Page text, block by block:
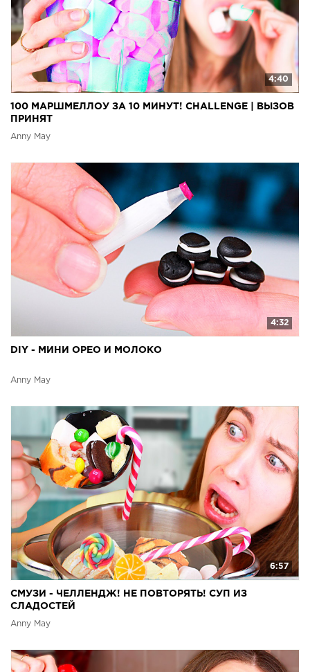
4:40
100 МАРШМЕЛЛОУ ЗА 10 МИНУТ! CHALLENGE | ВЫЗОВ
ПРИНЯТ
Anny May
4:32
DIY - МИНИ ОРЕО И МОЛОКО
Anny May
6:57
СМУЗИ - ЧЕЛЛЕНДЖ! НЕ ПОВТОРЯТЬ! СУП ИЗ
СЛАДОСТЕЙ
Anny May